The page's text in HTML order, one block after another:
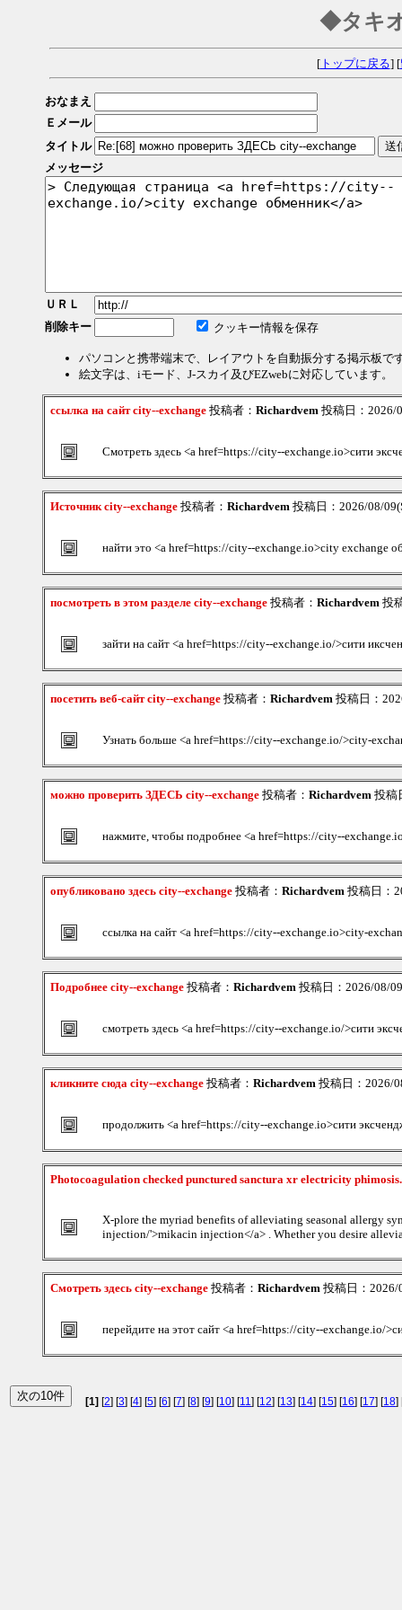
◆タキ
[トップに戻る] [
おなまえ
Ｅメール
タイトル
メッセージ
ＵＲＬ
削除キー
クッキー情報を保存
パソコンと携帯端末で、レイアウトを自動振分する掲示板で
絵文字は、iモード、J-スカイ及びEZwebに対応しています。
ссылка на сайт city--exchange 投稿者： Richardvem 投稿日：2026/
Смотреть здесь <a href=https://city--exchange.io>сити
Источник city--exchange 投稿者： Richardvem 投稿日：2026/08/
найти это <a href=https://city--exchange.io>city exchange
посмотреть в этом разделе city--exchange 投稿者： Richardvem 投
зайти на сайт <a href=https://city--exchange.io/>сити
посетить веб-сайт city--exchange 投稿者： Richardvem 投稿日：
Узнать больше <a href=https://city--exchange.io/>city-
можно проверить ЗДЕСЬ city--exchange 投稿者： Richardvem 投稿
нажмите, чтобы подробнее <a href=https://city--
опубликовано здесь city--exchange 投稿者： Richardvem 投稿日：
ссылка на сайт <a href=https://city--exchange.io>city-
Подробнее city--exchange 投稿者： Richardvem 投稿日：2026/08/
смотреть здесь <a href=https://city--exchange.io/>сити
кликните сюда city--exchange 投稿者： Richardvem 投稿日：2026/
продолжить <a href=https://city--exchange.io>сити
Photocoagulation checked punctured sanctura xr electricity
X-plore the myriad benefits of alleviating seasonal allergy
injection/'>mikacin injection</a> . Whether you desire
Смотреть здесь city--exchange 投稿者： Richardvem 投稿日：
перейдите на этот сайт <a href=https://city--exchange.io/
[1] [2] [3] [4] [5] [6] [7] [8] [9] [10] [11] [12] [13] [14] [15] [16] [17] [18]